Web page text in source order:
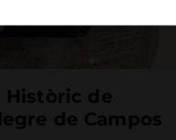
Històric de
de Campos